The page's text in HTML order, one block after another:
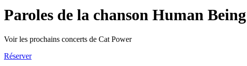
Paroles de la chanson Human
Voir les prochains concerts de Cat Power
Réserver